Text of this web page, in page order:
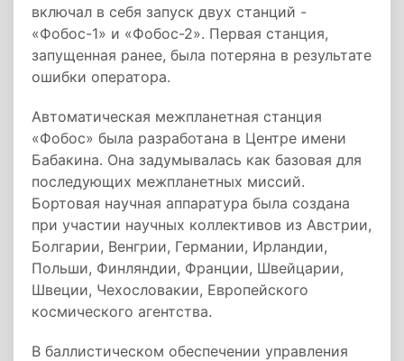
включал в себя запуск двух станций -
«Фобос-1» и «Фобос-2». Первая станция,
запущенная ранее, была потеряна в результате
ошибки оператора.
Автоматическая межпланетная станция
«Фобос» была разработана в Центре имени
Бабакина. Она задумывалась как базовая для
последующих межпланетных миссий.
Бортовая научная аппаратура была создана
при участии научных коллективов из Австрии,
Болгарии, Венгрии, Германии, Ирландии,
Польши, Финляндии, Франции, Швейцарии,
Швеции, Чехословакии, Европейского
космического агентства.
В баллистическом обеспечении управления